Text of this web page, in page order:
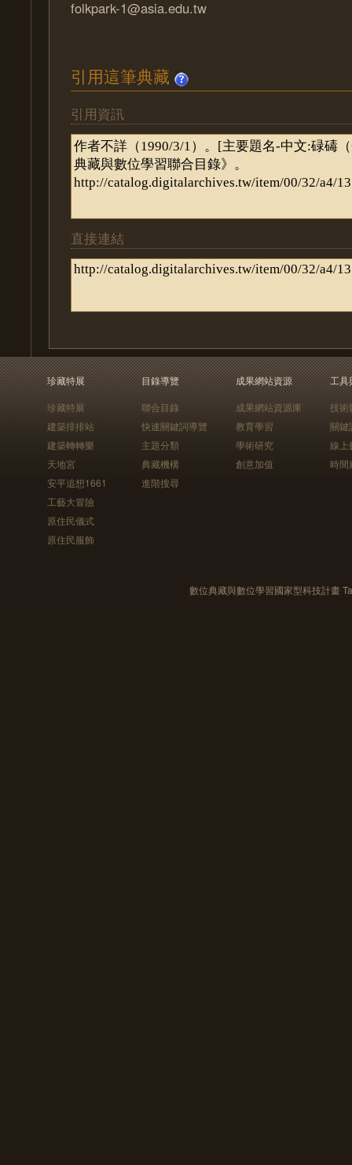
folkpark-1@asia.edu.tw
引用這筆典藏
引用資訊
直接連結
珍藏特展
珍藏特展
建築排排站
建築轉轉樂
天地宮
安平追想1661
工藝大冒險
原住民儀式
原住民服飾
目錄導覽
聯合目錄
快速關鍵詞導覽
主題分類
典藏機構
進階搜尋
成果網站資源
成果網站資源庫
教育學習
學術研究
創意加值
工具
技術
關鍵
線上
時間
數位典藏與數位學習國家型科技計畫